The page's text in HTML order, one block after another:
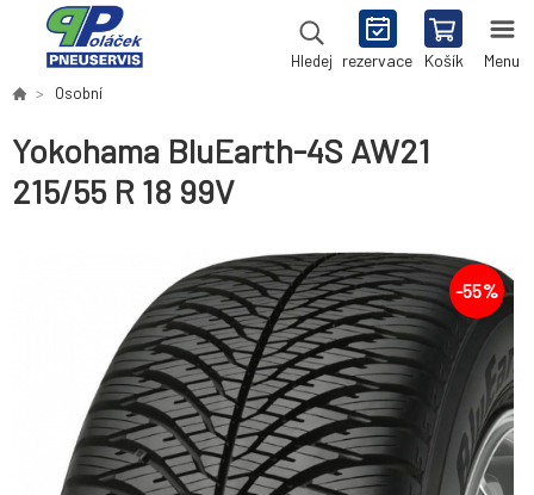
Hledej rezervace Košík Menu
Osobní
Yokohama BluEarth-4S AW21
215/55 R 18 99V
-55%